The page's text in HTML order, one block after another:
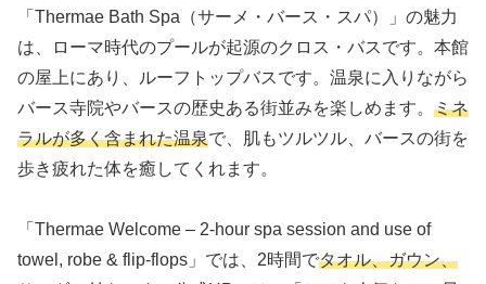
「Thermae Bath Spa（サーメ・バース・スパ）」の魅力
は、ローマ時代のプールが起源のクロス・バスです。本館
の屋上にあり、ルーフトップバスです。温泉に入りながら
バース寺院やバースの歴史ある街並みを楽しめます。 ミネ
ラルが多く含まれた温泉で、肌もツルツル、バースの街を
歩き疲れた体を癒してくれます。
「Thermae Welcome – 2-hour spa session and use of
towel, robe & flip-flops」では、2時間でタオル、ガウン、